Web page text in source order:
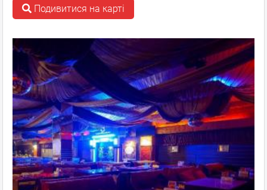
Подивитися на карті